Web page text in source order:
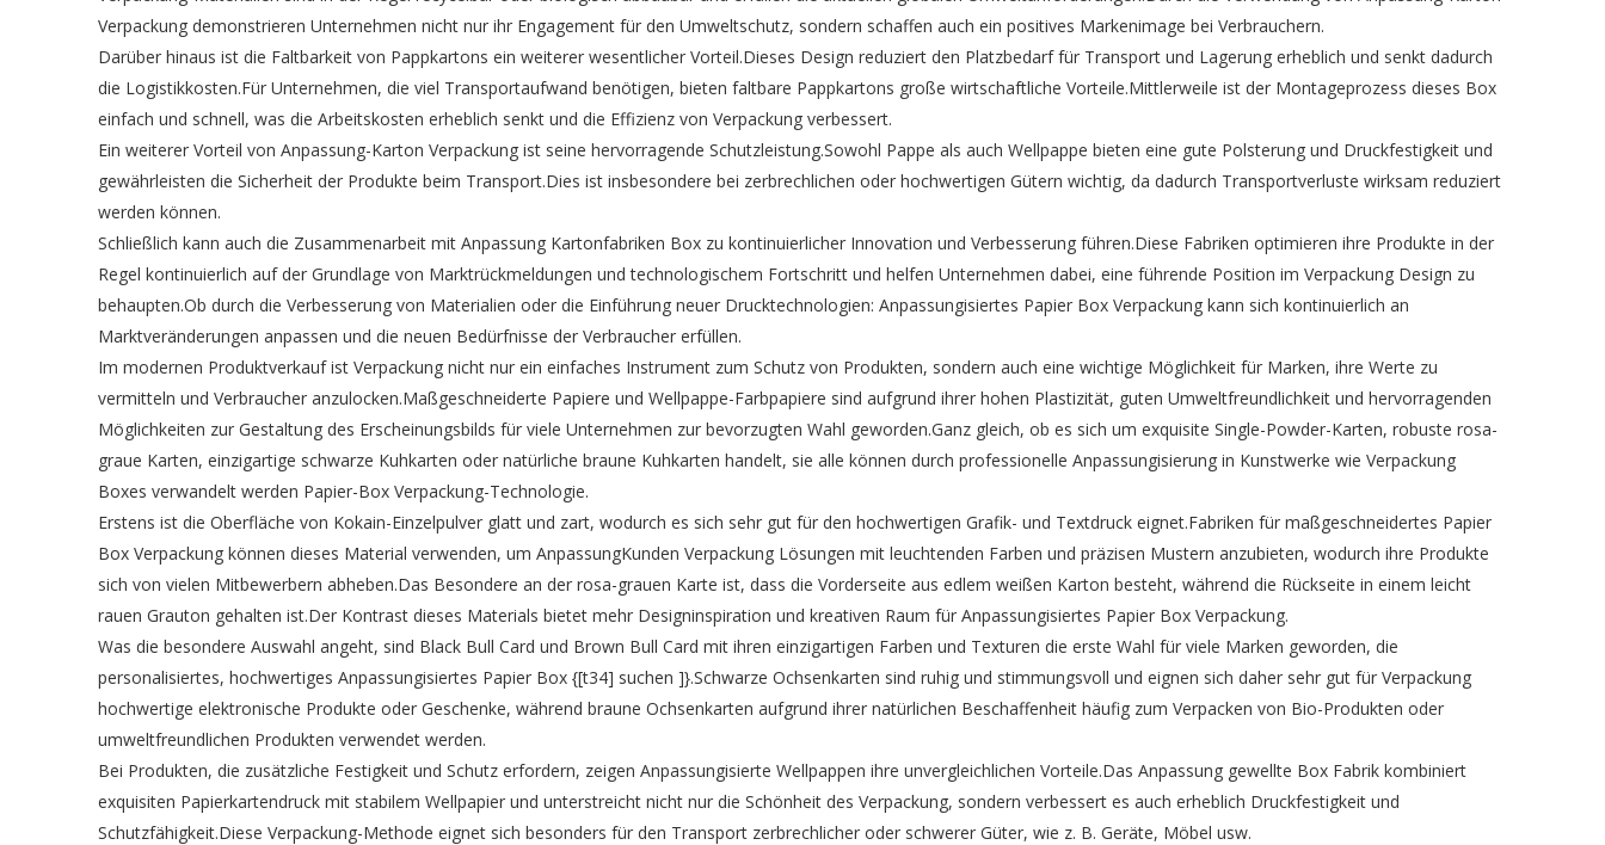
Verpackung demonstrieren Unternehmen nicht nur ihr Engagement für den Umweltschutz, sondern schaffen auch ein positives Markenimage bei Verbrauchern.
Darüber hinaus ist die Faltbarkeit von Pappkartons ein weiterer wesentlicher Vorteil.Dieses Design reduziert den Platzbedarf für Transport und Lagerung erheblich und senkt dadurch
die Logistikkosten.Für Unternehmen, die viel Transportaufwand benötigen, bieten faltbare Pappkartons große wirtschaftliche Vorteile.Mittlerweile ist der Montageprozess dieses Box
einfach und schnell, was die Arbeitskosten erheblich senkt und die Effizienz von Verpackung verbessert.
Ein weiterer Vorteil von Anpassung-Karton Verpackung ist seine hervorragende Schutzleistung.Sowohl Pappe als auch Wellpappe bieten eine gute Polsterung und Druckfestigkeit und
gewährleisten die Sicherheit der Produkte beim Transport.Dies ist insbesondere bei zerbrechlichen oder hochwertigen Gütern wichtig, da dadurch Transportverluste wirksam reduziert
werden können.
Schließlich kann auch die Zusammenarbeit mit Anpassung Kartonfabriken Box zu kontinuierlicher Innovation und Verbesserung führen.Diese Fabriken optimieren ihre Produkte in der
Regel kontinuierlich auf der Grundlage von Marktrückmeldungen und technologischem Fortschritt und helfen Unternehmen dabei, eine führende Position im Verpackung Design zu
behaupten.Ob durch die Verbesserung von Materialien oder die Einführung neuer Drucktechnologien: Anpassungisiertes Papier Box Verpackung kann sich kontinuierlich an
Marktveränderungen anpassen und die neuen Bedürfnisse der Verbraucher erfüllen.
Im modernen Produktverkauf ist Verpackung nicht nur ein einfaches Instrument zum Schutz von Produkten, sondern auch eine wichtige Möglichkeit für Marken, ihre Werte zu
vermitteln und Verbraucher anzulocken.Maßgeschneiderte Papiere und Wellpappe-Farbpapiere sind aufgrund ihrer hohen Plastizität, guten Umweltfreundlichkeit und hervorragenden
Möglichkeiten zur Gestaltung des Erscheinungsbilds für viele Unternehmen zur bevorzugten Wahl geworden.Ganz gleich, ob es sich um exquisite Single-Powder-Karten, robuste rosa-
graue Karten, einzigartige schwarze Kuhkarten oder natürliche braune Kuhkarten handelt, sie alle können durch professionelle Anpassungisierung in Kunstwerke wie Verpackung
Boxes verwandelt werden Papier-Box Verpackung-Technologie.
Erstens ist die Oberfläche von Kokain-Einzelpulver glatt und zart, wodurch es sich sehr gut für den hochwertigen Grafik- und Textdruck eignet.Fabriken für maßgeschneidertes Papier
Box Verpackung können dieses Material verwenden, um AnpassungKunden Verpackung Lösungen mit leuchtenden Farben und präzisen Mustern anzubieten, wodurch ihre Produkte
sich von vielen Mitbewerbern abheben.Das Besondere an der rosa-grauen Karte ist, dass die Vorderseite aus edlem weißen Karton besteht, während die Rückseite in einem leicht
rauen Grauton gehalten ist.Der Kontrast dieses Materials bietet mehr Designinspiration und kreativen Raum für Anpassungisiertes Papier Box Verpackung.
Was die besondere Auswahl angeht, sind Black Bull Card und Brown Bull Card mit ihren einzigartigen Farben und Texturen die erste Wahl für viele Marken geworden, die
personalisiertes, hochwertiges Anpassungisiertes Papier Box {[t34] suchen ]}.Schwarze Ochsenkarten sind ruhig und stimmungsvoll und eignen sich daher sehr gut für Verpackung
hochwertige elektronische Produkte oder Geschenke, während braune Ochsenkarten aufgrund ihrer natürlichen Beschaffenheit häufig zum Verpacken von Bio-Produkten oder
umweltfreundlichen Produkten verwendet werden.
Bei Produkten, die zusätzliche Festigkeit und Schutz erfordern, zeigen Anpassungisierte Wellpappen ihre unvergleichlichen Vorteile.Das Anpassung gewellte Box Fabrik kombiniert
exquisiten Papierkartendruck mit stabilem Wellpapier und unterstreicht nicht nur die Schönheit des Verpackung, sondern verbessert es auch erheblich Druckfestigkeit und
Schutzfähigkeit.Diese Verpackung-Methode eignet sich besonders für den Transport zerbrechlicher oder schwerer Güter, wie z. B. Geräte, Möbel usw.